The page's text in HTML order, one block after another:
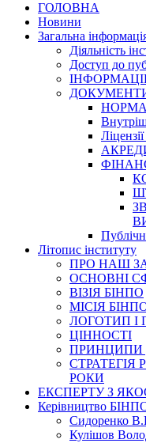
ГОЛОВНА
Новини
Загальна
Діяльність
Доступ до
Літопис інституту
ПРО НАШ
ОСНОВНІ
ВІЗІЯ БІНПО
МІСІЯ
ЛОГОТИП І
ЦІННОСТІ
ПРИНЦИПИ
СТРАТЕГІЯ
РОКИ
ЕКСПЕРТУ З
Керівництво
Сидоренко
Кулішов